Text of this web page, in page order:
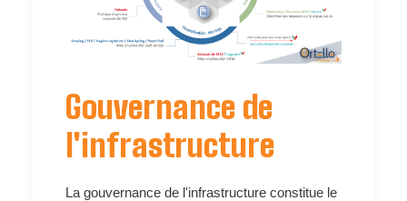
Gouvernance de
l'infrastructure
La gouvernance de l'infrastructure constitue le